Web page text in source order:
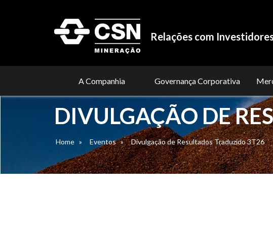
Relações com
A Companhia Governança Corporativa
DIVULGAÇÃO DE
Home » Eventos » Divulgação de Resultados Traduzido 3T26